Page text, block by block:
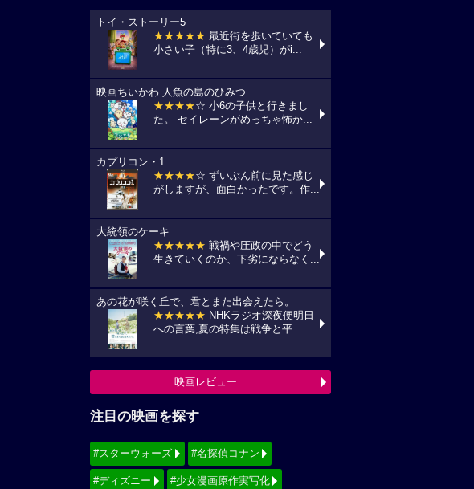
トイ・ストーリー5
★★★★★ 最近街を歩いていても
小さい子（特に3、4歳児）がi...
映画ちいかわ 人魚の島のひみつ
★★★★☆ 小6の子供と行きまし
た。 セイレーンがめっちゃ怖か...
カプリコン・1
★★★★☆ ずいぶん前に見た感じ
がしますが、面白かったです。作...
大統領のケーキ
★★★★★ 戦禍や圧政の中でどう
生きていくのか、下劣にならなく...
あの花が咲く丘で、君とまた出会えたら。
★★★★★ NHKラジオ深夜便明日
への言葉,夏の特集は戦争と平...
映画レビュー
注目の映画を探す
#スターウォーズ #名探偵コナン
#ディズニー #少女漫画原作実写化